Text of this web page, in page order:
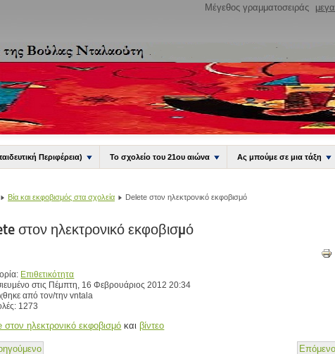
Μέγεθος γραμματοσειράς
Περιφέρεια) Το σχολείο του 21ου αιώνα Ας μπούμε σε μια τάξη
Βία και εκφοβισμός στα σχολεία Delete στον ηλεκτρονικό εκφοβισμό
στον ηλεκτρονικό εκφοβισμό
Επιθετικότητα
στις Πέμπτη, 16 Φεβρουάριος 2012 20:34
από τον/την vntala
1273
στον ηλεκτρονικό εκφοβισμό και βίντεο